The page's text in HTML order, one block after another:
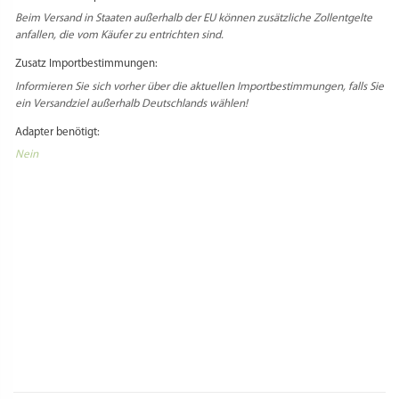
Beim Versand in Staaten außerhalb der EU können zusätzliche Zollentgelte
anfallen, die vom Käufer zu entrichten sind.
Zusatz Importbestimmungen:
Informieren Sie sich vorher über die aktuellen Importbestimmungen, falls Sie
ein Versandziel außerhalb Deutschlands wählen!
Adapter benötigt:
Nein